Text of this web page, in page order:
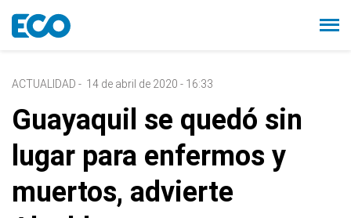
ACTUALIDAD - 14 de abril de 2020 - 16:33
Guayaquil se quedó sin
lugar para enfermos y
muertos, advierte